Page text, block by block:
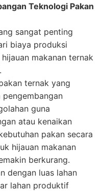
Teknologi Pakan
sangat penting
biaya produksi
makanan ternak
ternak yang
guna
atau kenaikan
pakan secara
hijauan makanan
berkurang.
dengan luas lahan
lahan produktif